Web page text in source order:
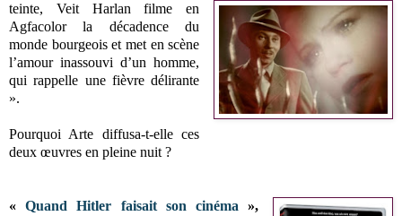
teinte, Veit Harlan filme en
Agfacolor la décadence du
monde bourgeois et met en scène
l’amour inassouvi d’un homme,
qui rappelle une fièvre délirante
».
Pourquoi Arte diffusa-t-elle ces
deux œuvres en pleine nuit ?
«Quand Hitler faisait son cinéma»,